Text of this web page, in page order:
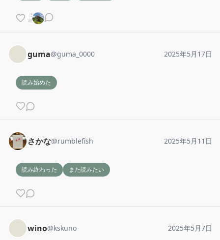
guma@guma_0000 2025年5月17日
読み始めた
さかな@rumblefish 2025年5月11日
読み終わった また読みたい
wino@kskuno 2025年5月7日